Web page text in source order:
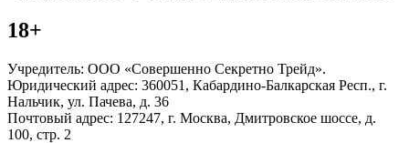
18+
Учредитель: ООО «Совершенно Секретно Трейд».
Юридический адрес: 360051, Кабардино-Балкарская Респ., г.
Нальчик, ул. Пачева, д. 36
Почтовый адрес: 127247, г. Москва, Дмитровское шоссе, д.
100, стр. 2